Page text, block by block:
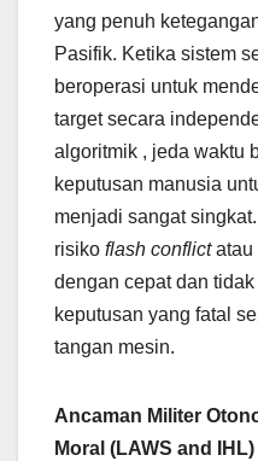
yang penuh
Pasifik. Ketika sistem
beroperasi untuk
target secara
algoritmik , jeda waktu
keputusan manusia
menjadi sangat
risiko flash conflictatau
dengan cepat dan
keputusan yang fatal
tangan mesin.
Ancaman Militer
Moral (LAWS and IHL)